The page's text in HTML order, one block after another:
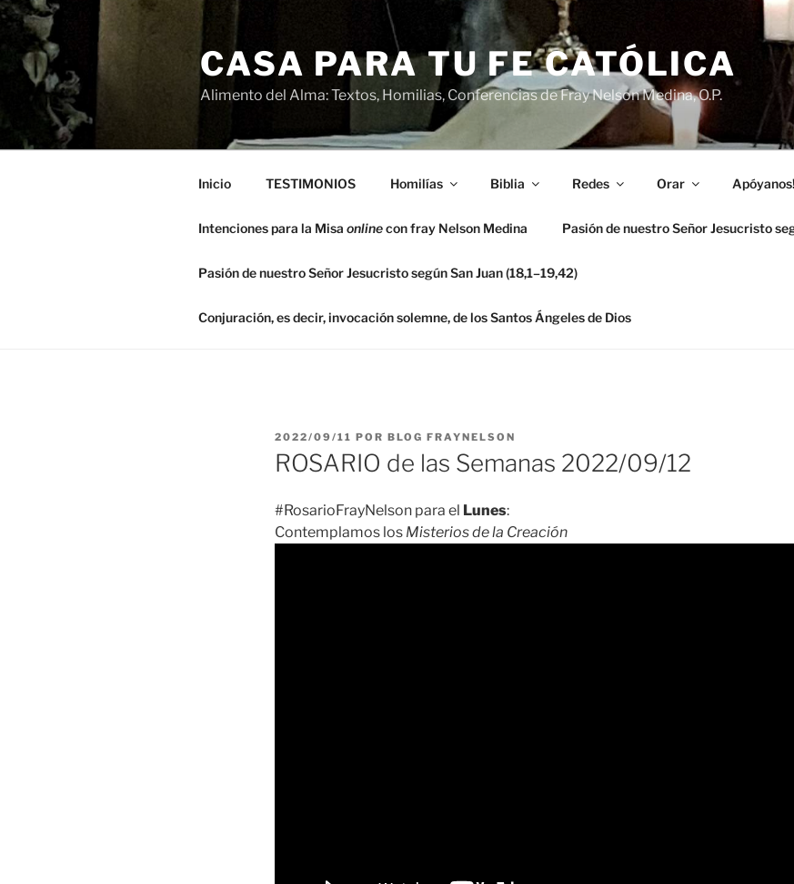
Saltar
contenido
CASA PARA TU FE CATÓLICA
Alimento del Alma: Textos, Homilias, Conferencias de Fray Nelson Medina, O.P.
Inicio TESTIMONIOS Homilías Biblia Redes Orar Apóyanos!
Intenciones para la Misa onlinecon fray Nelson Medina Pasión de nuestro Señor Jesucristo
Pasión de nuestro Señor Jesucristo según San Juan (18,1–19,42)
Conjuración, es decir, invocación solemne, de los Santos Ángeles de Dios
PUBLICADO
EL
2022/09/11 POR BLOG FRAYNELSON
ROSARIO de las Semanas 2022/09/12
#RosarioFrayNelson para el Lunes:
Contemplamos los Misterios de la Creación